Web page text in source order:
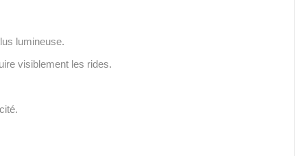
lumineuse.
visiblement les rides.